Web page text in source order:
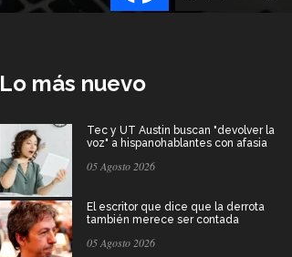
Lo más nuevo
Tec y UT Austin buscan "devolver la
voz" a hispanohablantes con afasia
05 Agosto 2026
El escritor que dice que la derrota
también merece ser contada
05 Agosto 2026